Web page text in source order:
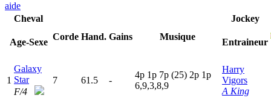
aide
Cheval
Age-Sexe
Corde Hand. Gains Musique
Jockey
Entraineur
1
Galaxy
Star
F/4
7 61.5 -
4p 1p 7p (25) 2p 1p
6,9,3,8,9
Harry
Vigors
A King